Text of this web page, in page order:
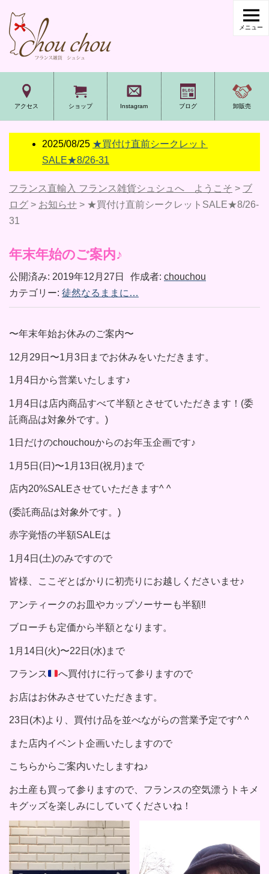
アクセス ショップ Instagram ブログ 卸販売
2025/08/25 ★買付け直前シークレット
SALE★8/26-31
フランス直輸入 フランス雑貨シュシュへ ようこそ > ブ
ログ > お知らせ > ★買付け直前シークレットSALE★8/26-
31
年末年始のご案内♪
公開済み: 2019年12月27日 作成者: chouchou
カテゴリー: 徒然なるままに…
〜年末年始お休みのご案内〜
12月29日〜1月3日までお休みをいただきます。
1月4日から営業いたします♪
1月4日は店内商品すべて半額とさせていただきます！(委
託商品は対象外です。)
1日だけのchouchouからのお年玉企画です♪
1月5日(日)〜1月13日(祝月)まで
店内20%SALEさせていただきます^ ^
(委託商品は対象外です。)
赤字覚悟の半額SALEは
1月4日(土)のみですので
皆様、ここぞとばかりに初売りにお越しくださいませ♪
アンティークのお皿やカップソーサーも半額‼︎
ブローチも定価から半額となります。
1月14日(火)〜22日(水)まで
フランス へ買付けに行って参りますので
お店はお休みさせていただきます。
23日(木)より、買付け品を並べながらの営業予定です^ ^
また店内イベント企画いたしますので
こちらからご案内いたしますね♪
お土産も買って参りますので、フランスの空気漂うトキメ
キグッズを楽しみにしていてくださいね！